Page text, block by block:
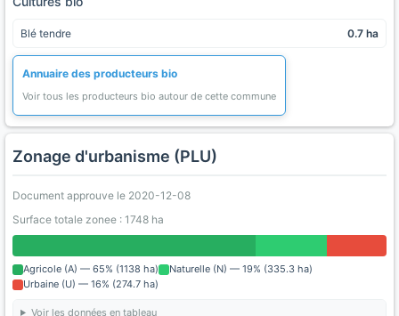
Blé tendre 0.7 ha
Annuaire des producteurs bio
Voir tous les producteurs bio autour de cette commune
Zonage d'urbanisme (PLU)
Document approuve le 2020-12-08
Surface totale zonee : 1748 ha
Agricole (A) — 65% (1138 ha)
Naturelle (N) — 19% (335.3 ha)
Urbaine (U) — 16% (274.7 ha)
Voir les données en tableau